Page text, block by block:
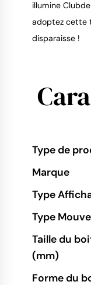
illumine
adoptez cette
disparaisse !
Type de
Marque
Type
Type
Taille du
(mm)
Forme du